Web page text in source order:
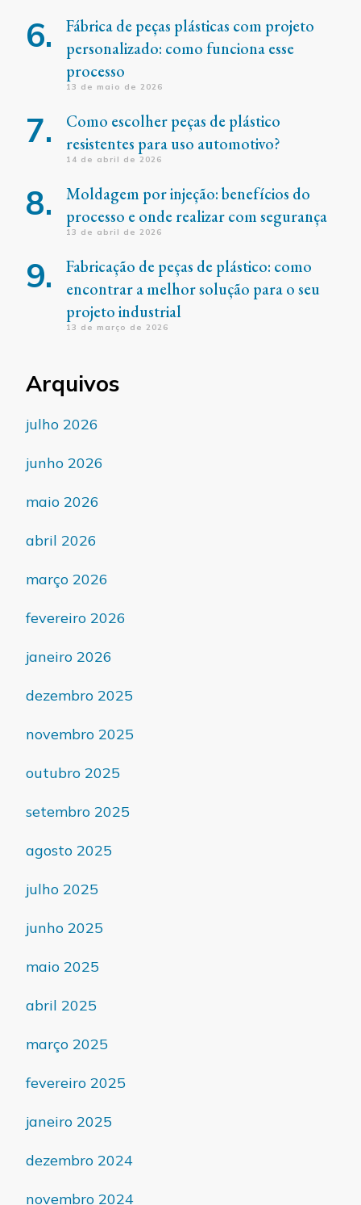
Fábrica de peças plásticas com projeto
personalizado: como funciona esse
processo
13 de maio de 2026
Como escolher peças de plástico
resistentes para uso automotivo?
14 de abril de 2026
Moldagem por injeção: benefícios do
processo e onde realizar com segurança
13 de abril de 2026
Fabricação de peças de plástico: como
encontrar a melhor solução para o seu
projeto industrial
13 de março de 2026
Arquivos
julho 2026
junho 2026
maio 2026
abril 2026
março 2026
fevereiro 2026
janeiro 2026
dezembro 2025
novembro 2025
outubro 2025
setembro 2025
agosto 2025
julho 2025
junho 2025
maio 2025
abril 2025
março 2025
fevereiro 2025
janeiro 2025
dezembro 2024
novembro 2024